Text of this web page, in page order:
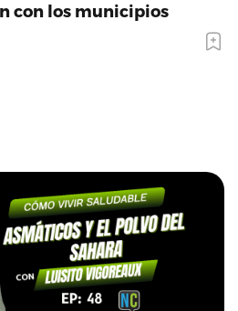
con los municipios